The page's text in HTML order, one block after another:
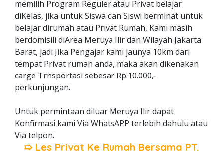
memilih Program Reguler atau Privat belajar
diKelas, jika untuk Siswa dan Siswi berminat untuk
belajar dirumah atau Privat Rumah, Kami masih
berdomisili diArea Meruya Ilir dan Wilayah Jakarta
Barat, jadi Jika Pengajar kami jaunya 10km dari
tempat Privat rumah anda, maka akan dikenakan
carge Trnsportasi sebesar Rp.10.000,-
perkunjungan.
Untuk permintaan diluar Meruya Ilir dapat
Konfirmasi kami Via WhatsAPP terlebih dahulu atau
Via telpon.
➯ Les Privat Ke Rumah Bersama PT.